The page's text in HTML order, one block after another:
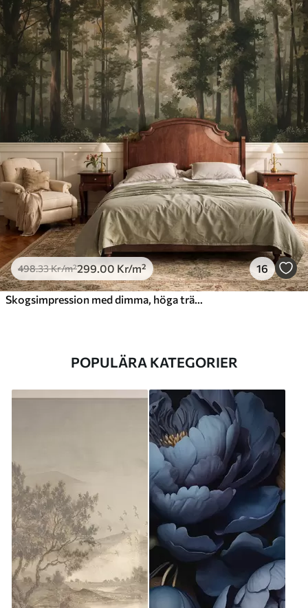
498.33Kr/m²299.00 Kr/m² 16
POPULÄRA KATEGORIER